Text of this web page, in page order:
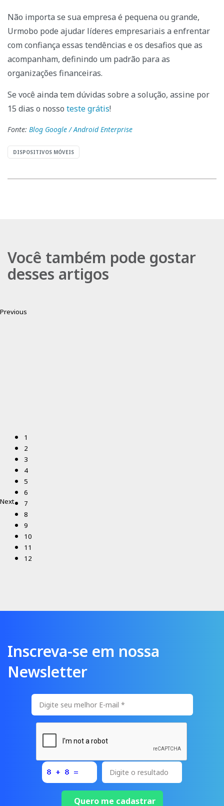
Não importa se sua empresa é pequena ou grande,
Urmobo pode ajudar líderes empresariais a enfrentar
com confiança essas tendências e os desafios que as
acompanham, definindo um padrão para as
organizações financeiras.
Se você ainda tem dúvidas sobre a solução, assine por
15 dias o nosso teste grátis!
Fonte: Blog Google / Android Enterprise
DISPOSITIVOS MÓVEIS
Você também pode gostar
desses artigos
Previous
Next
1
2
3
4
5
6
7
8
9
10
11
12
Inscreva-se em nossa
Newsletter
Quero me cadastrar